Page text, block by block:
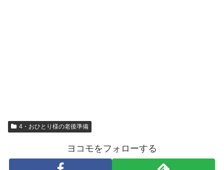
4・おひとり様の老後準備
ヨコモをフォローする